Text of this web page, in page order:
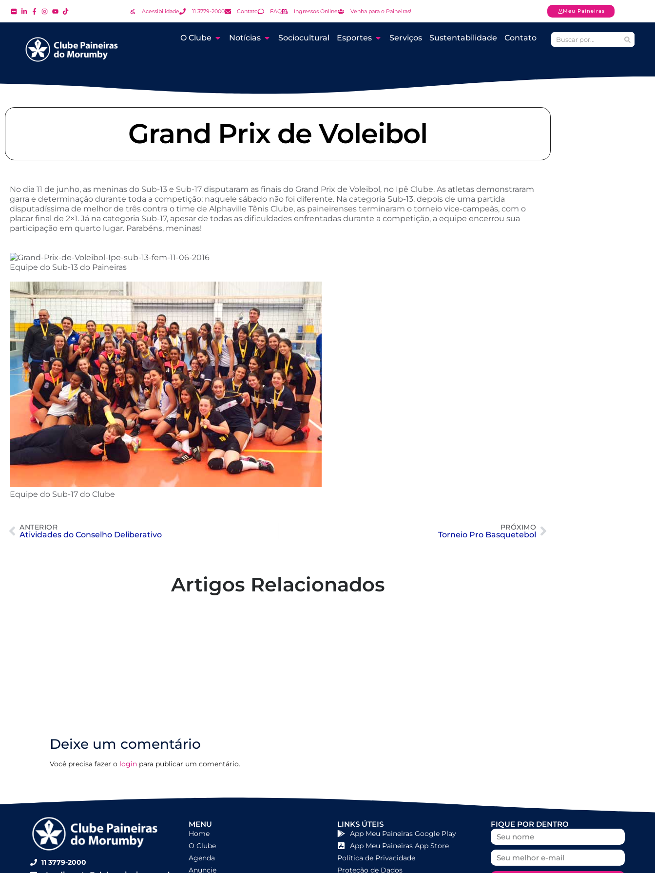
Acessibilidade 11 3779-2000 Contato FAQ Ingressos Online Venha para o Paineiras! Meu Paineiras
O Clube Notícias Sociocultural Esportes Serviços Sustentabilidade Contato
Grand Prix de Voleibol
No dia 11 de junho, as meninas do Sub-13 e Sub-17 disputaram as finais do Grand Prix de Voleibol, no Ipê Clube. As atletas demonstraram
garra e determinação durante toda a competição; naquele sábado não foi diferente. Na categoria Sub-13, depois de uma partida
disputadíssima de melhor de três contra o time de Alphaville Tênis Clube, as paineirenses terminaram o torneio vice-campeãs, com o
placar final de 2×1. Já na categoria Sub-17, apesar de todas as dificuldades enfrentadas durante a competição, a equipe encerrou sua
participação em quarto lugar. Parabéns, meninas!
Equipe do Sub-13 do Paineiras
Equipe do Sub-17 do Clube
ANTERIOR
Atividades do Conselho Deliberativo
PRÓXIMO
Torneio Pro Basquetebol
Artigos Relacionados
Deixe um comentário
Você precisa fazer o login para publicar um comentário.
11 3779-2000
MENU
Home
O Clube
Agenda
Anuncie
LINKS ÚTEIS
App Meu Paineiras Google Play
App Meu Paineiras App Store
Política de Privacidade
Proteção de Dados
FIQUE POR DENTRO